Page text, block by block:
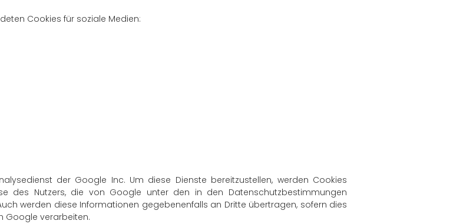
Cookies für soziale Medien:
der Google Inc. Um diese Dienste bereitzustellen, werden Cookies
des Nutzers, die von Google unter den in den Datenschutzbestimmungen
werden diese Informationen gegebenenfalls an Dritte übertragen, sofern dies
Google verarbeiten.